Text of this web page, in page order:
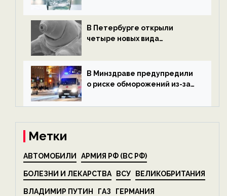
В Петербурге открыли
четыре новых вида
экологии на ECOportal
В Минздраве предупредили
о риске обморожений из-за
на ECOportal
Метки
АВТОМОБИЛИ АРМИЯ РФ (ВС РФ)
БОЛЕЗНИ И ЛЕКАРСТВА ВСУ ВЕЛИКОБРИТАНИЯ
ВЛАДИМИР ПУТИН ГАЗ ГЕРМАНИЯ